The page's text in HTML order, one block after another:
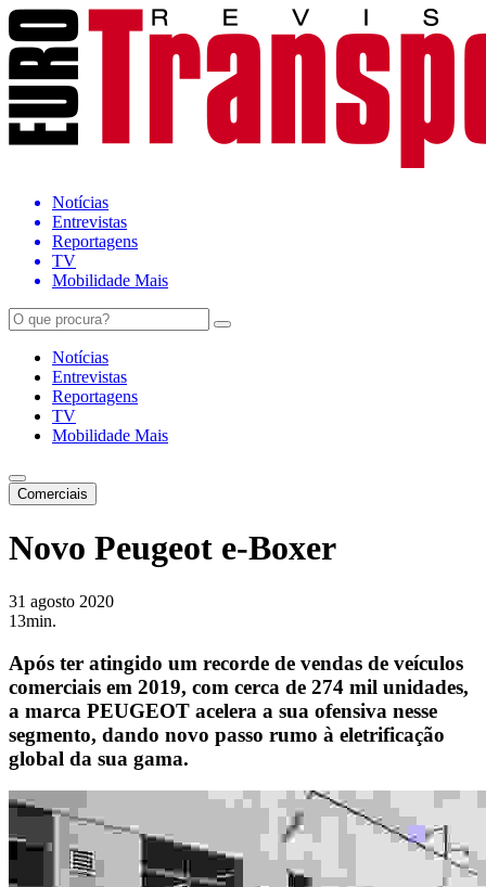
Notícias
Entrevistas
Reportagens
TV
Mobilidade Mais
Notícias
Entrevistas
Reportagens
TV
Mobilidade Mais
Comerciais
Novo Peugeot e-Boxer
31 agosto 2020
13min.
Após ter atingido um recorde de vendas de veículos
comerciais em 2019, com cerca de 274 mil unidades,
a marca PEUGEOT acelera a sua ofensiva nesse
segmento, dando novo passo rumo à eletrificação
global da sua gama.